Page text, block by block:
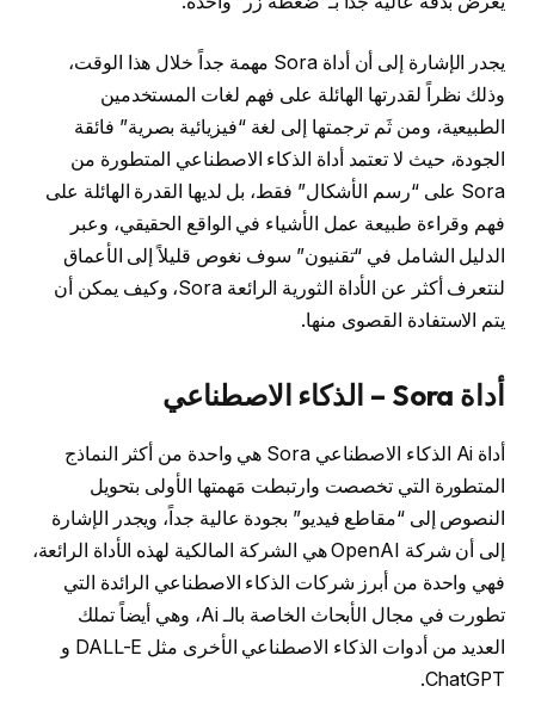
يجدر الإشارة إلى أن أداة Sora مهمة جداً خلال هذا الوقت،
وذلك نظراً لقدرتها الهائلة على فهم لغات المستخدمين
الطبيعية، ومن ثَم ترجمتها إلى لغة “فيزيائية بصرية” فائقة
الجودة، حيث لا تعتمد أداة الذكاء الاصطناعي المتطورة من
Sora على “رسم الأشكال” فقط، بل لديها القدرة الهائلة على
فهم وقراءة طبيعة عمل الأشياء في الواقع الحقيقي، وعبر
الدليل الشامل في “تقنيون” سوف نغوص قليلاً إلى الأعماق
لنتعرف أكثر عن الأداة الثورية الرائعة Sora، وكيف يمكن أن
يتم الاستفادة القصوى منها.
أداة Sora – الذكاء الاصطناعي
أداة Ai الذكاء الاصطناعي Sora هي واحدة من أكثر النماذج
المتطورة التي تخصصت وارتبطت مَهمتها الأولى بتحويل
النصوص إلى “مقاطع فيديو” بجودة عالية جداً، ويجدر الإشارة
إلى أن شركة OpenAI هي الشركة المالكية لهذه الأداة الرائعة،
فهي واحدة من أبرز شركات الذكاء الاصطناعي الرائدة التي
تطورت في مجال الأبحاث الخاصة بالـ Ai، وهي أيضاً تملك
العديد من أدوات الذكاء الاصطناعي الأخرى مثل DALL-E و
ChatGPT.